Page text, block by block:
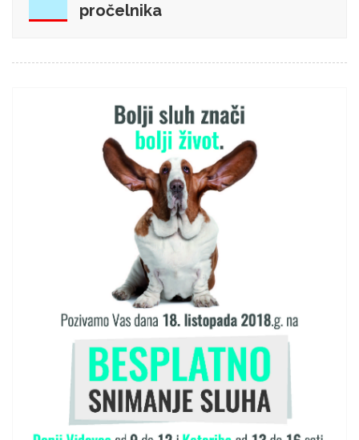
pročelnika